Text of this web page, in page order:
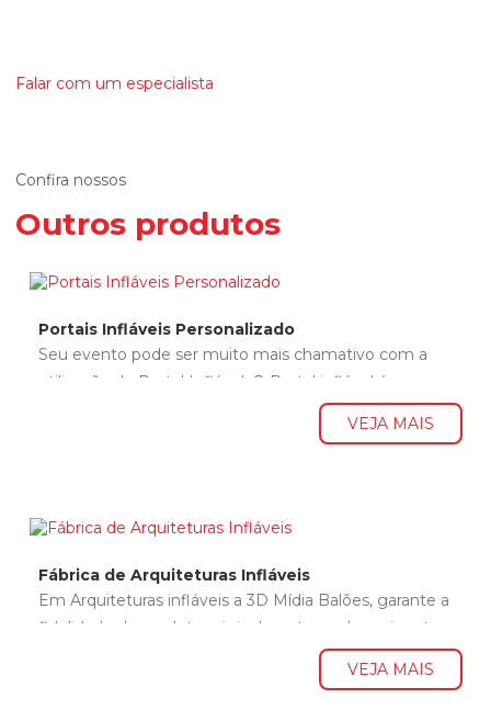
Falar com um especialista
Confira nossos
Outros produtos
Portais Infláveis Personalizado
Seu evento pode ser muito mais chamativo com a
utilização do Portal Inflável. O Portal inflável é
VEJA MAIS
Fábrica de Arquiteturas Infláveis
Em Arquiteturas infláveis a 3D Mídia Balões, garante a
fidelidade do produto original em tamanhos gigantes
VEJA MAIS